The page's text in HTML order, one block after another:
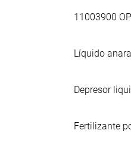
11003900
Líquido
Depresor
Fertilizante